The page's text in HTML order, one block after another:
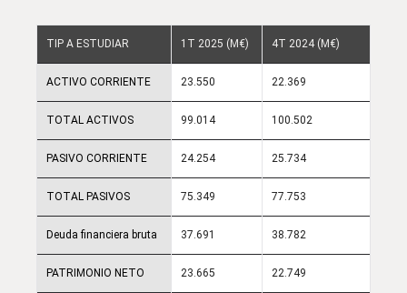
TIP A ESTUDIAR 1T 2025 (M€) 4T 2024 (M€)
ACTIVO CORRIENTE 23.550 22.369
TOTAL ACTIVOS 99.014 100.502
PASIVO CORRIENTE 24.254 25.734
TOTAL PASIVOS 75.349 77.753
Deuda financiera bruta 37.691 38.782
PATRIMONIO NETO 23.665 22.749